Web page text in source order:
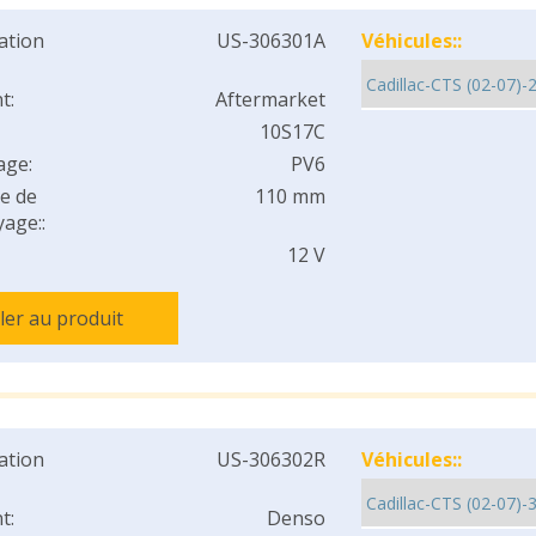
US-306301A
Aftermarket
10S17C
PV6
de
110 mm
12 V
au produit
Véhicules::
US-306302R
Denso
Véhicules::